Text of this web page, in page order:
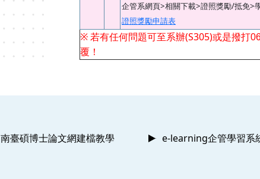
企管系網頁>相關下載>證照獎勵/抵免>
證照獎勵申請表
※ 若有任何問題可至系辦(S305)或是撥打
覆！
南臺碩博士論文網建檔教學 e-learning企管學習系